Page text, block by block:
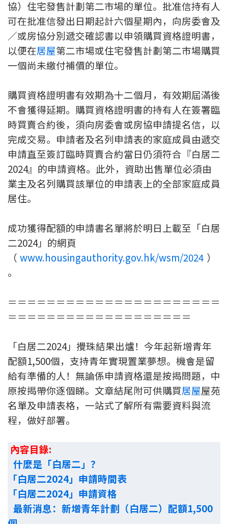
本網頁所提供資料僅作參考用途。
若因錯漏而引致任何不便或損失，中原按揭概不負責。
本網站採用無障礙網頁設計，如有任何問題，可查詢：
2889 2886 / cmb@mail.centanet.com
中原地產 | 網上搵樓 |
中原工商舖
© 2026 中原按揭經紀有限公司 Centaline Mortgage Broker Limited 版權所有
條款及細則
私隱政策聲明
協）住宅發售計劃第二市場的單位。批准信持有人
可在批准信發出日期起計六個星期內，向房委會及
／或房協分別遞交確認書以申領購買資格證明書，
以便在居屋第二市場或住宅發售計劃第二市場購買
一個尚未繳付補價的單位。
購買資格證明書有效期為十二個月，有效期屆滿後
不會獲得延期。購買資格證明書的持有人在簽署臨
時買賣合約後，須向房委會或房協申請提名信，以
完成交易。申請者及名列申請表的家庭成員由遞交
申請直至簽訂臨時買賣合約當日仍須符合『白居二
2024』的申請資格。此外，資助出售單位必須由
業主及名列購買該單位的申請表上的全部家庭成員
居住。
成功獲得配額的申請書名單將於明日上載至「白居
二2024」的網頁
（ www.housingauthority.gov.hk/wsm/2024 ）
。
＝＝＝＝＝＝＝＝＝＝＝＝＝＝＝＝＝＝＝＝＝＝
＝＝＝＝＝＝＝＝＝＝＝＝＝＝＝＝＝＝＝
「白居二2024」攪珠結果出爐！今年起新增青年
配額1,500個，支持青年實現置業夢想。機會是留
給有準備的人！無論係申請資格還是按揭問題，中
原按揭帶你逐個睇。文章結尾附可供購買居屋屋苑
名單及申請表格，一站式了解所有需要資料與流
程，做好部署。
內容目錄:
什麼是「白居二」？
「白居二2024」申請時間表
「白居二2024」申請資格
最新消息：新增青年計劃（白居二）配額1,500